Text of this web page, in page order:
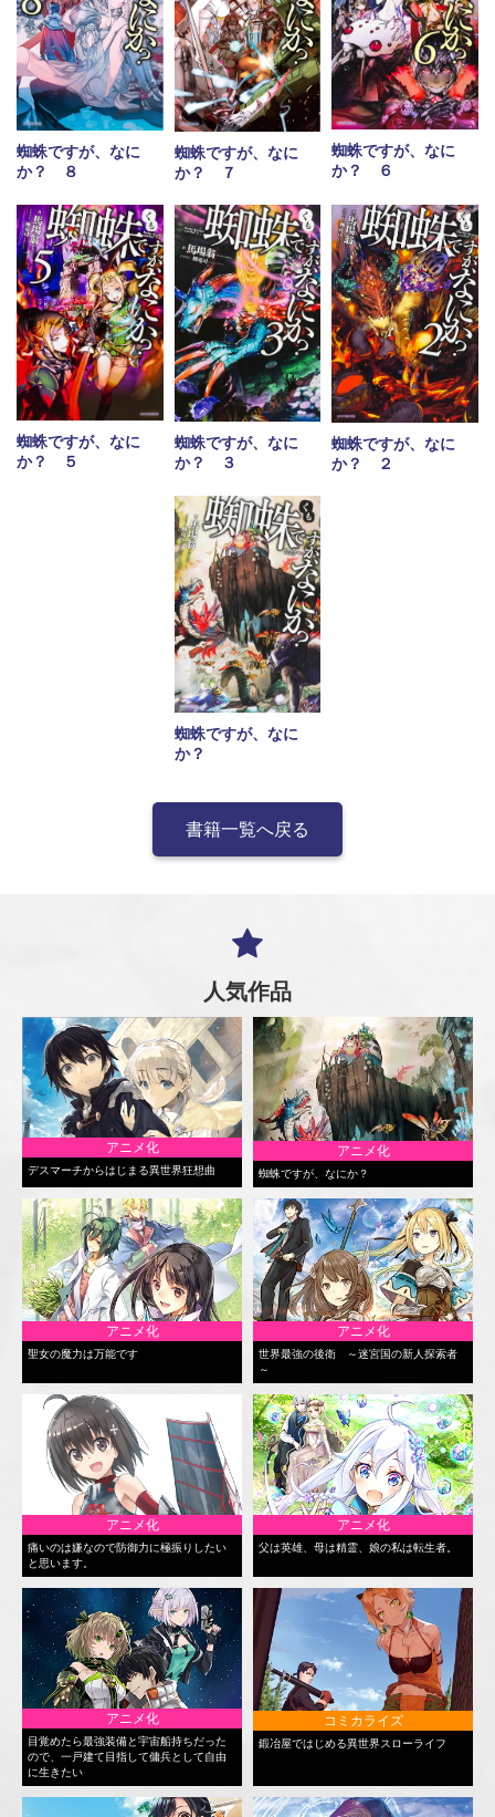
蜘蛛ですが、なに
か？ ８
蜘蛛ですが、なに
か？ ７
蜘蛛ですが、なに
か？ ６
蜘蛛ですが、なに
か？ ５
蜘蛛ですが、なに
か？ ３
蜘蛛ですが、なに
か？ ２
蜘蛛ですが、なに
か？
書籍一覧へ戻る
人気作品
アニメ化
デスマーチからはじまる異世界狂想曲
アニメ化
蜘蛛ですが、なにか？
アニメ化
聖女の魔力は万能です
アニメ化
世界最強の後衛 ～迷宮国の新人探索者
～
アニメ化
痛いのは嫌なので防御力に極振りしたい
と思います。
アニメ化
父は英雄、母は精霊、娘の私は転生者。
アニメ化
目覚めたら最強装備と宇宙船持ちだった
ので、一戸建て目指して傭兵として自由
に生きたい
コミカライズ
鍛冶屋ではじめる異世界スローライフ